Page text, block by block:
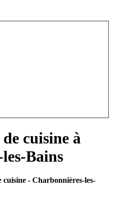
cuisine à
Bains
cuisine - Charbonnières-les-